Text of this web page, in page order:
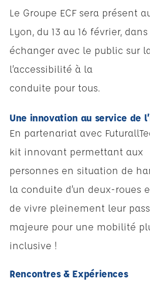
Le Groupe ECF sera présent
Lyon, du 13 au 16 février,
échanger avec le public sur
l’accessibilité à la
conduite pour tous.
Une innovation au service de
En partenariat avec
kit innovant permettant aux
personnes en situation de
la conduite d’un deux-roues
de vivre pleinement leur
majeure pour une mobilité
inclusive !
Rencontres & Expériences